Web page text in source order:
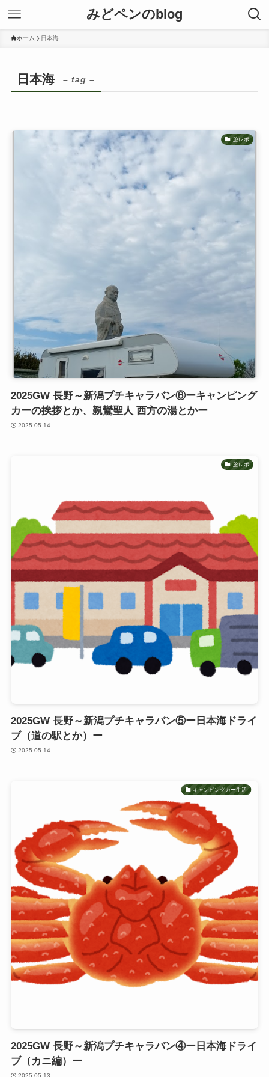
みどペンのblog
ホーム 日本海
日本海 – tag –
旅レポ
2025GW 長野～新潟プチキャラバン⑥ーキャンピング
カーの挨拶とか、親鸞聖人 西方の湯とかー
2025-05-14
旅レポ
2025GW 長野～新潟プチキャラバン⑤ー日本海ドライ
ブ（道の駅とか）ー
2025-05-14
キャンピングカー生活
2025GW 長野～新潟プチキャラバン④ー日本海ドライ
ブ（カニ編）ー
2025-05-13